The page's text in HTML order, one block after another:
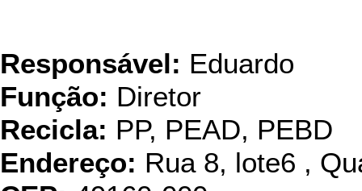
Responsável: Eduardo
Função: Diretor
Recicla: PP, PEAD, PEBD
Endereço: Rua 8, lote6 ,